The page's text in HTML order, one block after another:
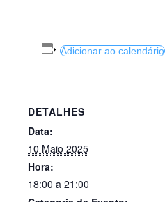
Adicionar ao calendário
DETALHES
Data:
10 Maio 2025
Hora:
18:00 a 21:00